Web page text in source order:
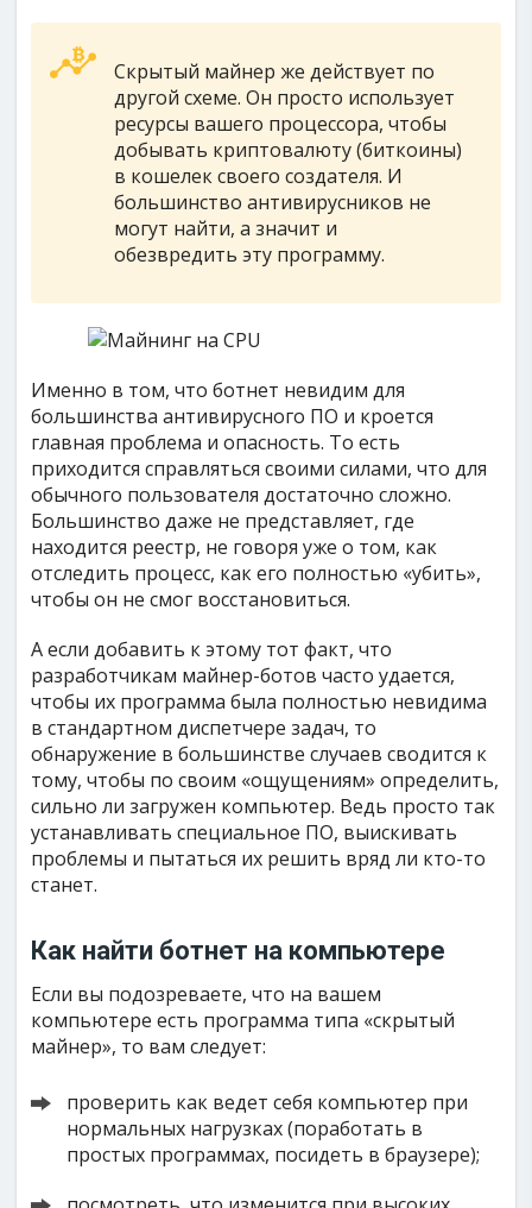
Скрытый майнер же действует по
другой схеме. Он просто использует
ресурсы вашего процессора, чтобы
добывать криптовалюту (биткоины)
в кошелек своего создателя. И
большинство антивирусников не
могут найти, а значит и
обезвредить эту программу.
Именно в том, что ботнет невидим для
большинства антивирусного ПО и кроется
главная проблема и опасность. То есть
приходится справляться своими силами, что для
обычного пользователя достаточно сложно.
Большинство даже не представляет, где
находится реестр, не говоря уже о том, как
отследить процесс, как его полностью «убить»,
чтобы он не смог восстановиться.
А если добавить к этому тот факт, что
разработчикам майнер-ботов часто удается,
чтобы их программа была полностью невидима
в стандартном диспетчере задач, то
обнаружение в большинстве случаев сводится к
тому, чтобы по своим «ощущениям» определить,
сильно ли загружен компьютер. Ведь просто так
устанавливать специальное ПО, выискивать
проблемы и пытаться их решить вряд ли кто-то
станет.
Как найти ботнет на компьютере
Если вы подозреваете, что на вашем
компьютере есть программа типа «скрытый
майнер», то вам следует:
проверить как ведет себя компьютер при
нормальных нагрузках (поработать в
простых программах, посидеть в браузере);